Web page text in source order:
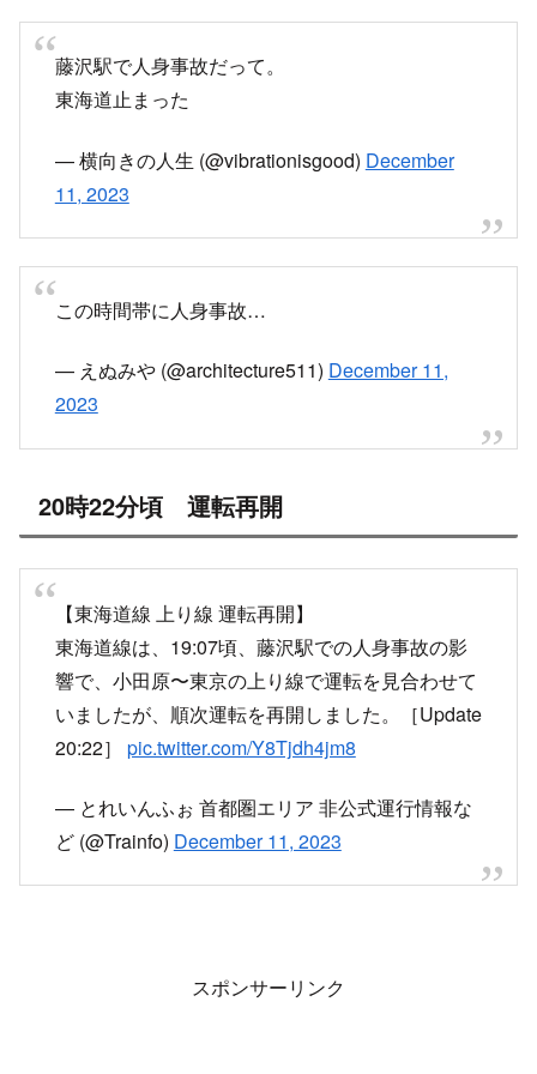
藤沢駅で人身事故だって。
東海道止まった
— 横向きの人生 (@vibrationisgood) December
11, 2023
この時間帯に人身事故…
— えぬみや (@architecture511) December 11,
2023
20時22分頃 運転再開
【東海道線 上り線 運転再開】
東海道線は、19:07頃、藤沢駅での人身事故の影
響で、小田原〜東京の上り線で運転を見合わせて
いましたが、順次運転を再開しました。［Update
20:22］ pic.twitter.com/Y8Tjdh4jm8
— とれいんふぉ 首都圏エリア 非公式運行情報な
ど (@Trainfo) December 11, 2023
スポンサーリンク